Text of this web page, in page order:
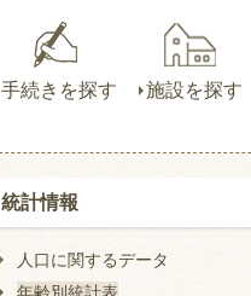
手続きを探す 施設を探す
統計情報
人口に関するデータ
年齢別統計表